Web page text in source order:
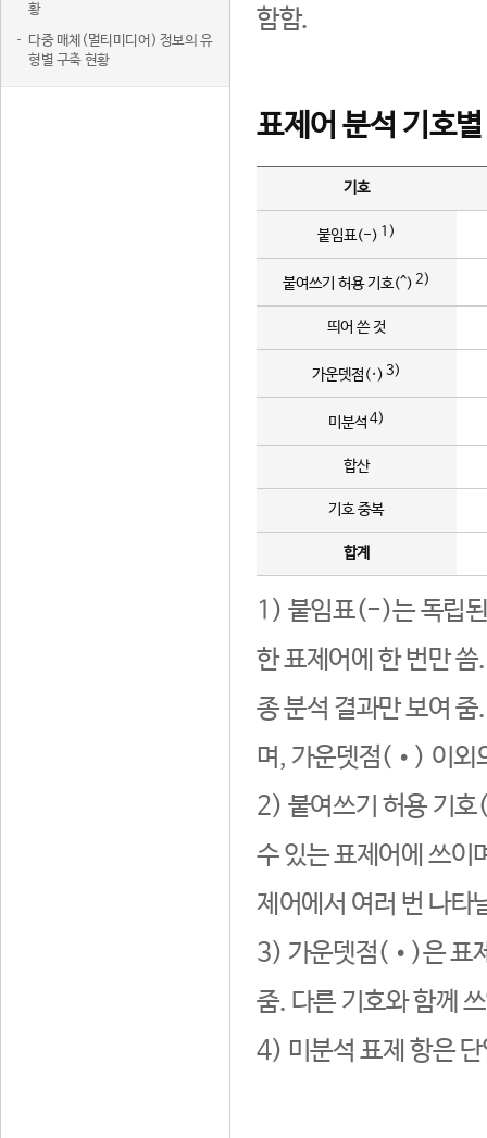
황
다중 매체(멀티미디어) 정보의 유
형별 구축 현황
함함.
표제어 분석 기호
기호
붙임표(-) 1)
붙여쓰기 허용 기호(^) 2)
띄어 쓴 것
가운뎃점(·) 3)
미분석 4)
합산
기호 중복
합계
1) 붙임표(-)는 독립된
한 표제어에 한 번만
종 분석 결과만 보여
며, 가운뎃점(•) 이외
2) 붙여쓰기 허용 기호
수 있는 표제어에 쓰이
제어에서 여러 번 나타
3) 가운뎃점(•)은 표
줌. 다른 기호와 함께
4) 미분석 표제 항은